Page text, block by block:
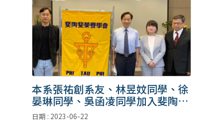
本系張祐創系友、林昱妏同學、徐
晏琳同學、吳函凌同學加入斐陶斐
榮譽學會
日期 : 2023-06-22